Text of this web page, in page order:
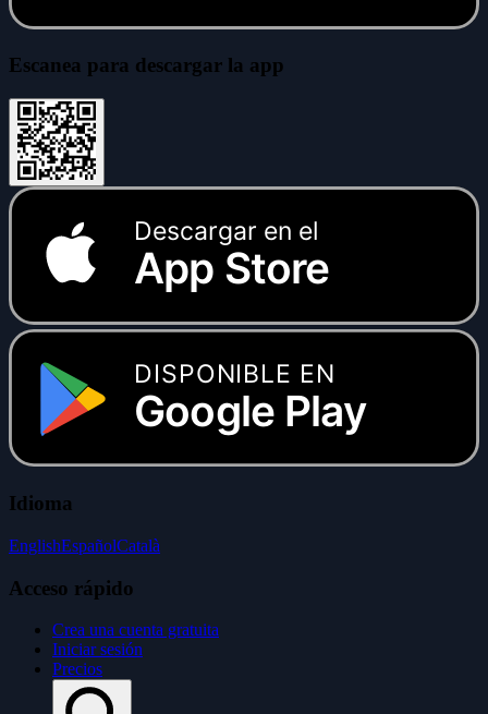
Escanea para descargar la app
Descargar en el
App Store
DISPONIBLE EN
Google Play
Idioma
EnglishEspañolCatalà
Acceso rápido
Crea una cuenta gratuita
Iniciar sesión
Precios